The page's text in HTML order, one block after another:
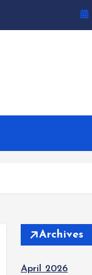
Archives
April 2026